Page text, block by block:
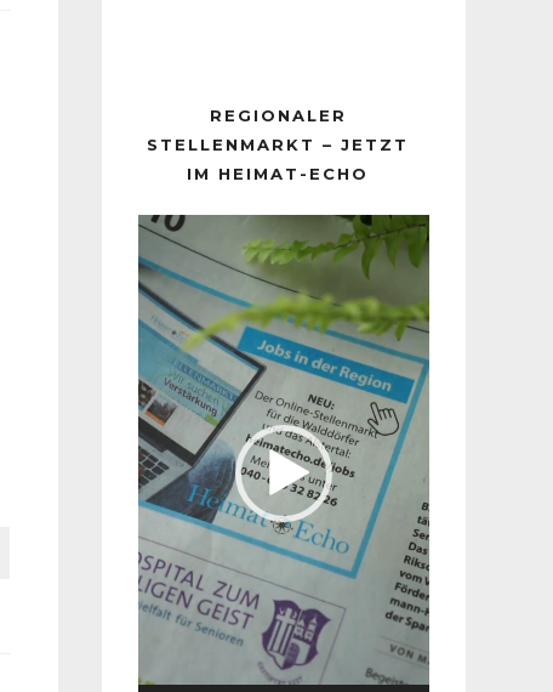
REGIONALER
STELLENMARKT – JETZT
IM HEIMAT-ECHO
Player